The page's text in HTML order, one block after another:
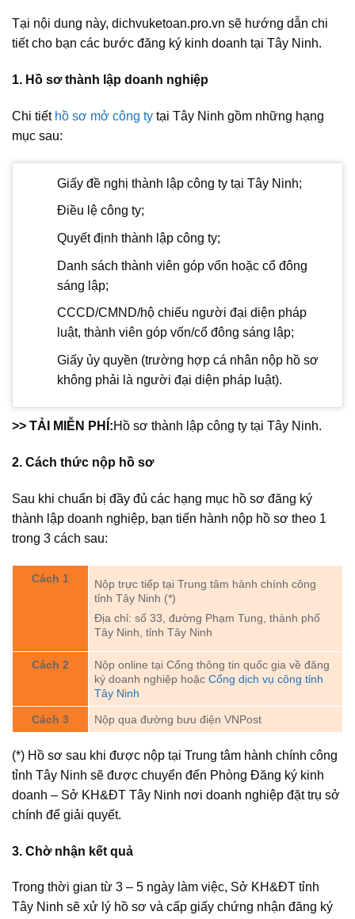
Tại nội dung này, dichvuketoan.pro.vn sẽ hướng dẫn chi
tiết cho bạn các bước đăng ký kinh doanh tại Tây Ninh.
1. Hồ sơ thành lập doanh nghiệp
Chi tiết hồ sơ mở công ty tại Tây Ninh gồm những hạng
mục sau:
Giấy đề nghị thành lập công ty tại Tây Ninh;
Điều lệ công ty;
Quyết định thành lập công ty;
Danh sách thành viên góp vốn hoặc cổ đông
sáng lập;
CCCD/CMND/hộ chiếu người đại diện pháp
luật, thành viên góp vốn/cổ đông sáng lập;
Giấy ủy quyền (trường hợp cá nhân nộp hồ sơ
không phải là người đại diện pháp luật).
>> TẢI MIỄN PHÍ:Hồ sơ thành lập công ty tại Tây Ninh.
2. Cách thức nộp hồ sơ
Sau khi chuẩn bị đầy đủ các hạng mục hồ sơ đăng ký
thành lập doanh nghiệp, bạn tiến hành nộp hồ sơ theo 1
trong 3 cách sau:
Cách 1
Nộp trực tiếp tại Trung tâm hành chính công
tỉnh Tây Ninh (*)
Địa chỉ: số 33, đường Phạm Tung, thành phố
Tây Ninh, tỉnh Tây Ninh
Cách 2
Nộp online tại Cổng thông tin quốc gia về đăng
ký doanh nghiệp hoặc Cổng dịch vụ công tỉnh
Tây Ninh
Cách 3 Nộp qua đường bưu điện VNPost
(*) Hồ sơ sau khi được nộp tại Trung tâm hành chính công
tỉnh Tây Ninh sẽ được chuyển đến Phòng Đăng ký kinh
doanh – Sở KH&ĐT Tây Ninh nơi doanh nghiệp đặt trụ sở
chính để giải quyết.
3. Chờ nhận kết quả
Trong thời gian từ 3 – 5 ngày làm việc, Sở KH&ĐT tỉnh
Tây Ninh sẽ xử lý hồ sơ và cấp giấy chứng nhận đăng ký